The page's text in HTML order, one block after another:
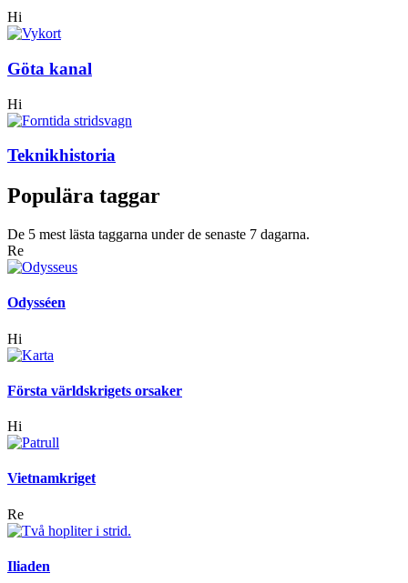
Hi
Göta kanal
Hi
Teknikhistoria
Populära taggar
De 5 mest lästa taggarna under de senaste 7 dagarna.
Re
Odysséen
Hi
Första världskrigets orsaker
Hi
Vietnamkriget
Re
Iliaden